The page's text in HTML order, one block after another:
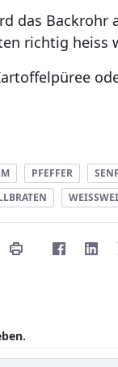
das Backrohr
richtig heiss
PFEFFER SENF